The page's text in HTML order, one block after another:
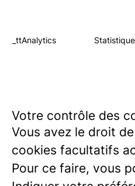
_ttAnalytics
Votre contrôle des
Vous avez le droit
cookies facultatifs
Pour ce faire, vous